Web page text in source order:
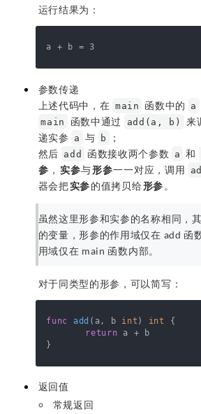
运行结果为：
参数传递
上述代码中，在 main 函数中的 a
main 函数中通过 add(a, b) 来
递实参
a 与 b
；
然后 add 函数接收两个参数 a 和
参 ， 实参与形参一一对应，调用
器会把实参的值拷贝给形参 。
虽然这里形参和实参的名称相同，
的变量，形参的作用域仅在 add 函
用域仅在 main 函数内部。
对于同类型的形参，可以简写：
func add (a, b int ) int
{
return a + b
返回值
常规返回